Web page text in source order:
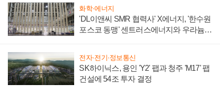
화학·에너지
'DL이앤씨 SMR 협력사' X에너지, '한수원
포스코 동맹' 센트러스에너지와 우라늄
전자·전기·정보통신
SK하이닉스, 용인 'Y2' 팹과 청주 'M17' 팹
건설에 54조 투자 결정